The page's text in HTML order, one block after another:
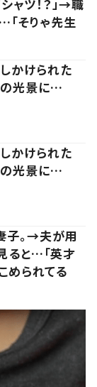
ャツ！？」→職
そりゃ先生
かけられた
の光景に…
かけられた
の光景に…
子。→夫が用
ると…「英才
められてる